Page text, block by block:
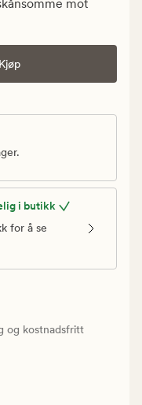
mot
Kjøp
i butikk
for å se
og kostnadsfritt